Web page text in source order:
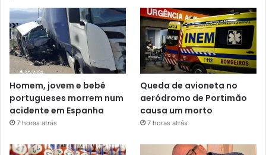
Homem, jovem e bebé
portugueses morrem num
acidente em Espanha
7 horas atrás
Queda de avioneta no
aeródromo de Portimão
causa um morto
7 horas atrás